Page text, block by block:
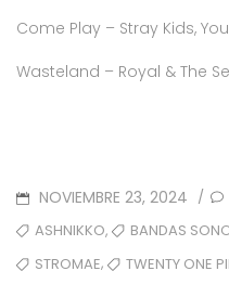
Come Play – Stray Kids,
Wasteland – Royal & The
POSTED
ON
NOVIEMBRE 23, 2024 /
TAGSASHNIKKO, BANDAS
STROMAE, TWENTY ONE